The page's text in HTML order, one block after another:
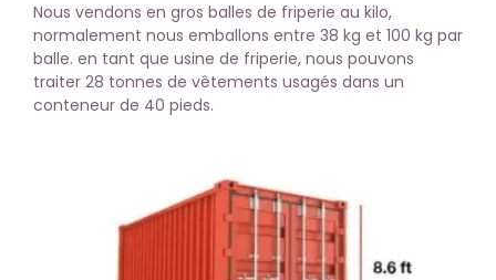
Nous vendons en gros balles de friperie au kilo,
normalement nous emballons entre 38 kg et 100 kg par
balle. en tant que usine de friperie, nous pouvons
traiter 28 tonnes de vêtements usagés dans un
conteneur de 40 pieds.